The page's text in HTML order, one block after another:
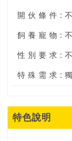
開 伙 條 件 :
飼 養 寵 物 :
性 別 要 求 :
特 殊 需 求 :
特色說明